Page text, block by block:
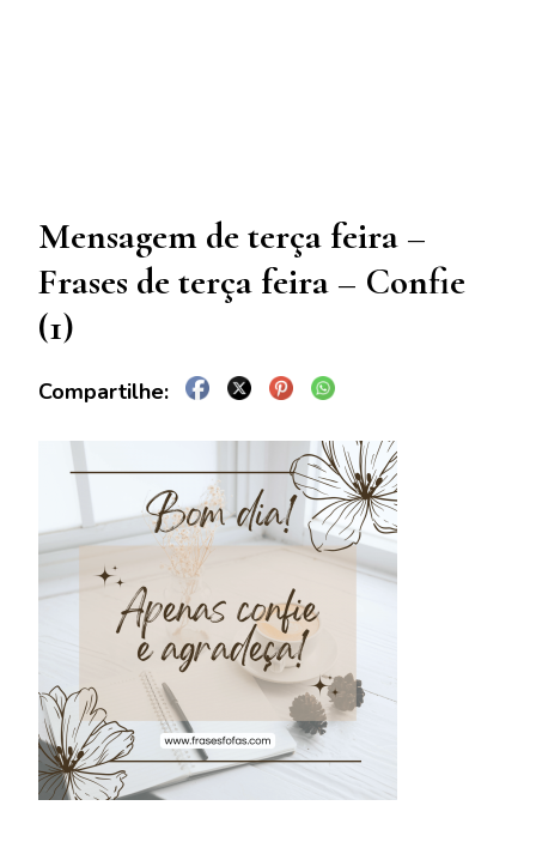
Mensagem de terça feira –
Frases de terça feira – Confie
(1)